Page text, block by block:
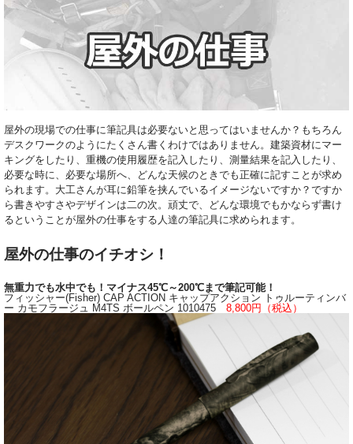
屋外の現場での仕事に筆記具は必要ないと思ってはいませんか？もちろん
デスクワークのようにたくさん書くわけではありません。建築資材にマー
キングをしたり、重機の使用履歴を記入したり、測量結果を記入したり、
必要な時に、必要な場所へ、どんな天候のときでも正確に記すことが求め
られます。大工さんが耳に鉛筆を挟んでいるイメージないですか？ですか
ら書きやすさやデザインは二の次。頑丈で、どんな環境でもかならず書け
るということが屋外の仕事をする人達の筆記具に求められます。
屋外の仕事のイチオシ！
無重力でも水中でも！マイナス45℃～200℃まで筆記可能！
フィッシャー(Fisher) CAP ACTION キャップアクション トゥルーティンバ
ー カモフラージュ M4TS ボールペン 1010475
8,800円（税込）